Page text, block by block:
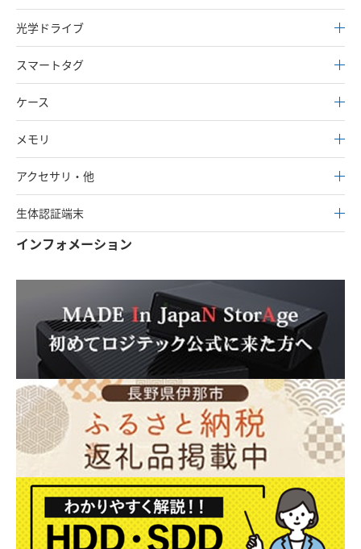
光学ドライブ
スマートタグ
ケース
メモリ
アクセサリ・他
生体認証端末
インフォメーション